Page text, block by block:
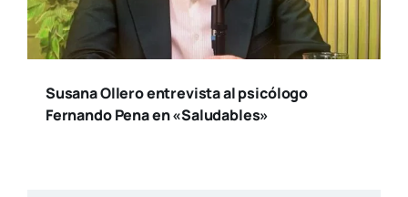
Susana Ollero entrevista al psicólogo
Fernando Pena en «Saludables»